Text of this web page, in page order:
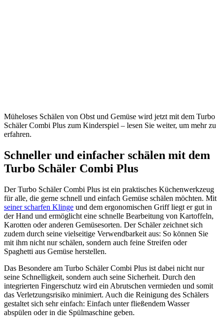
Müheloses Schälen von Obst und Gemüse wird jetzt mit dem Turbo
Schäler Combi Plus zum Kinderspiel – lesen Sie weiter, um mehr zu
erfahren.
Schneller und einfacher schälen mit dem
Turbo Schäler Combi Plus
Der Turbo Schäler Combi Plus ist ein praktisches Küchenwerkzeug
für alle, die gerne schnell und einfach Gemüse schälen möchten. Mit
seiner scharfen Klinge und dem ergonomischen Griff liegt er gut in
der Hand und ermöglicht eine schnelle Bearbeitung von Kartoffeln,
Karotten oder anderen Gemüsesorten. Der Schäler zeichnet sich
zudem durch seine vielseitige Verwendbarkeit aus: So können Sie
mit ihm nicht nur schälen, sondern auch feine Streifen oder
Spaghetti aus Gemüse herstellen.
Das Besondere am Turbo Schäler Combi Plus ist dabei nicht nur
seine Schnelligkeit, sondern auch seine Sicherheit. Durch den
integrierten Fingerschutz wird ein Abrutschen vermieden und somit
das Verletzungsrisiko minimiert. Auch die Reinigung des Schälers
gestaltet sich sehr einfach: Einfach unter fließendem Wasser
abspülen oder in die Spülmaschine geben.